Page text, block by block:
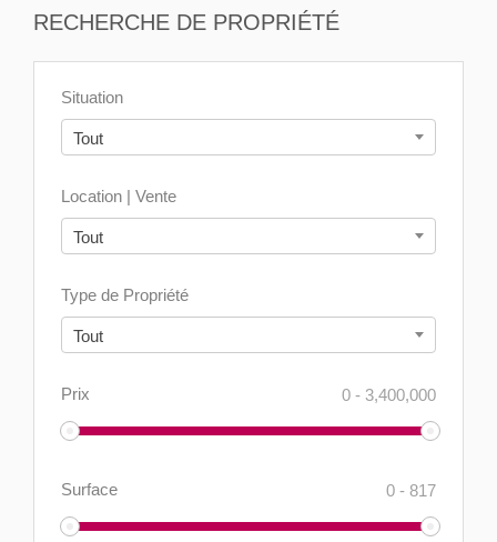
RECHERCHE DE PROPRIÉTÉ
Situation
Tout
Location | Vente
Tout
Type de Propriété
Tout
Prix 0 - 3,400,000
Surface 0 - 817